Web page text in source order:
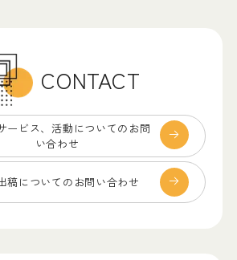
CONTACT
ービス、 活動についてのお問
い合わせ
稿についての お問い合わせ